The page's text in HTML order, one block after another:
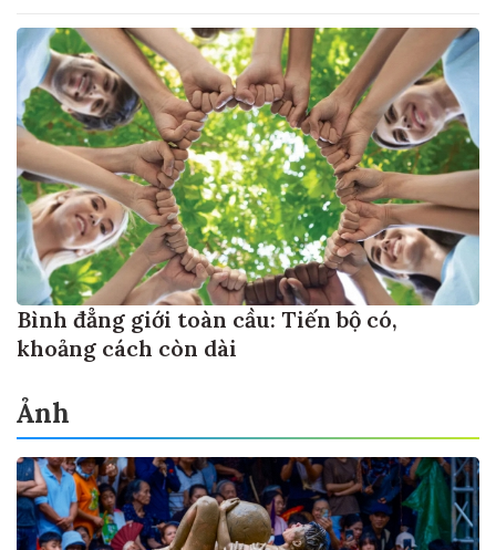
Bình đẳng giới toàn cầu: Tiến bộ có,
khoảng cách còn dài
Ảnh